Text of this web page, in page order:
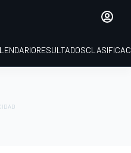
RESULTADOS